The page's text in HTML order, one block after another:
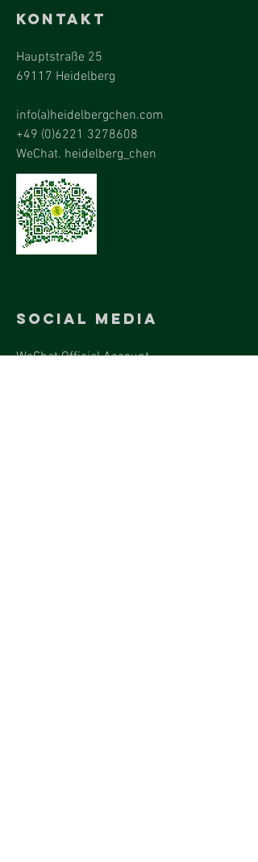
KONTAKT
Hauptstraße 25
69117 Heidelberg
info(a)heidelbergchen.com
+49 (0)6221 3278608
WeChat. heidelberg_chen
Social Media
WeChat Official Account.